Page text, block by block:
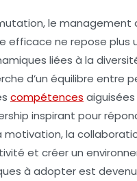
le management
efficace ne repose
liées à la
d’un équilibre entre
compétences
inspirant pour
motivation, la
et créer un
à adopter est